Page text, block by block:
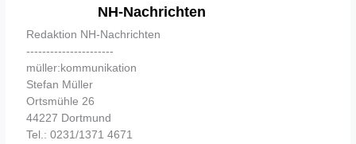
NH-Nachrichten
Redaktion NH-Nachrichten
----------------------
müller:kommunikation
Stefan Müller
Ortsmühle 26
44227 Dortmund
Tel.: 0231/1371 4671